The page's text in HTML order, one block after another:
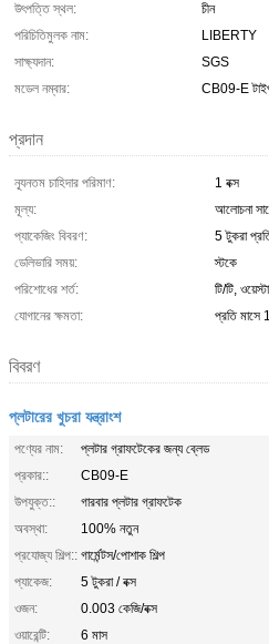
উৎপত্তি স্থল:
চীন
পরিচিতিমুলক নাম:
LIBERTY
সাক্ষ্যদান:
SGS
মডেল নম্বার:
CB09-E
প্রদান
ন্যূনতম চাহিদার পরিমাণ:
1 বক্স
মূল্য:
আলোচনা
প্যাকেজিং বিবরণ:
5 টুকরা
ডেলিভারি সময়:
স্টকে
পরিশোধের শর্ত:
টি/টি,
যোগানের ক্ষমতা:
প্রতি মাসে
বিবরণ
প্লটারের খুচরা যন্ত্রাংশ
পণ্যের নাম:
প্লটার গ্রাফটেকের জন্য ব্লেড
প্রকার::
CB09-E
উপযুক্ত::
গারবার প্লটার গ্রাফটেক
অবস্থা:
100% নতুন
প্রযোজ্য শিল্প:: গার্মেন্টস/পোশাক শিল্প
প্যাকেজ:
5 টুকরা / বক্স
ওজন:
0.003 কেজি/বক্স
ওয়ারেন্টি:
6 মাস